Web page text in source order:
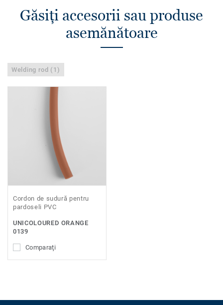
Găsiţi accesorii sau produse
asemănătoare
Welding rod (1)
Cordon de sudură pentru
pardoseli PVC
UNICOLOURED ORANGE
0139
Comparaţi